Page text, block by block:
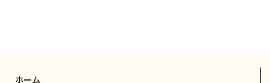
ホーム